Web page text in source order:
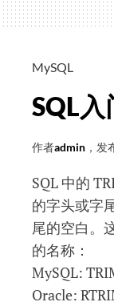
MySQL
SQL
作者admin ，发
SQL 中的
的字头或字
尾的空白。
的名称：
MySQL:
Oracle: